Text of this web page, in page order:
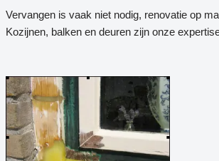
Vervangen is vaak niet nodig, renovatie op
Kozijnen, balken en deuren zijn onze